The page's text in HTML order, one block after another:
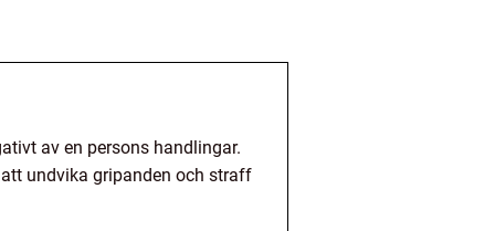
av en persons handlingar.
undvika gripanden och straff